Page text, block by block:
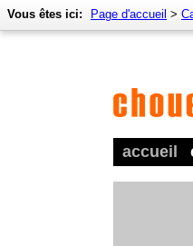
accueil
Vous êtes ici: Page d'accueil >